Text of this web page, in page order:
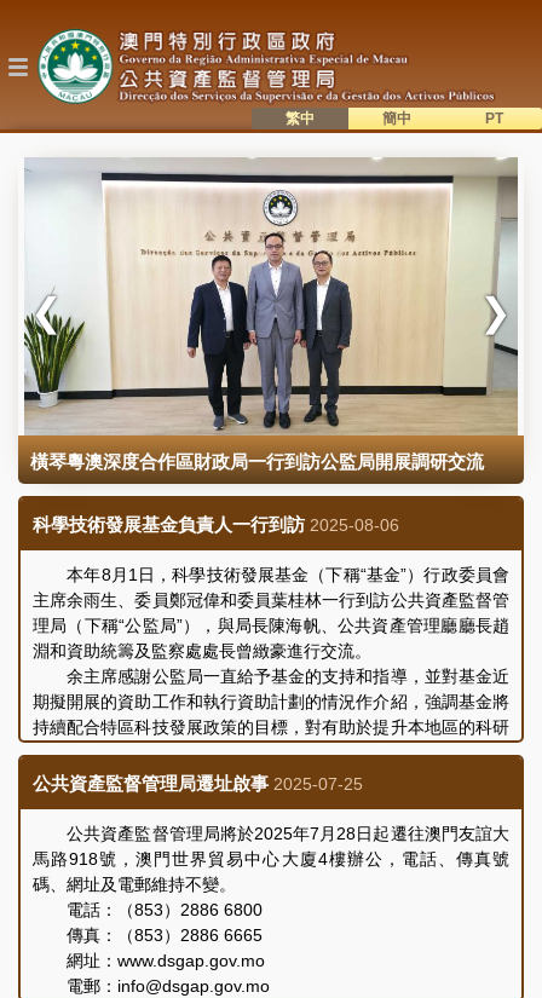
主
語系切換
橫琴粵澳深度合作區財政局一行到訪公監局開展調研交流
科學技術發展基金負責人一行到訪 2025-08-06
本年8月1日，科學技術發展基金（下稱“基金”）行政委員會
主席余雨生、委員鄭冠偉和委員葉桂林一行到訪公共資產監督管
理局（下稱“公監局”），與局長陳海帆、公共資產管理廳廳長趙
淵和資助統籌及監察處處長曾緻豪進行交流。
余主席感謝公監局一直給予基金的支持和指導，並對基金近
期擬開展的資助工作和執行資助計劃的情況作介紹，強調基金將
持續配合特區科技發展政策的目標，對有助於提升本地區的科研
實力、創新能力及競爭力的各類項目提供資助，推動澳門科創產
業發展，以及不斷完善資助審批及監察工作。
則，切實履行基金訂立的宗旨，推動本澳科研實力、創新能力及
競爭力的提升，以及科研成果產業化，助力澳門經濟適度多元發
展。會議上，雙方就提升資助效益和加強項目監察等議題進行了
交流和討論，會議取得良好成效。
公共資產監督管理局遷址啟事 2025-07-25
公共資產監督管理局將於2025年7月28日起遷往澳門友誼大
馬路918號，澳門世界貿易中心大廈4樓辦公，電話、傳真號
碼、網址及電郵維持不變。
電話：（853）2886 6800
傳真：（853）2886 6665
網址：www.dsgap.gov.mo
電郵：info@dsgap.gov.mo